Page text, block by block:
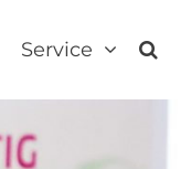
Service